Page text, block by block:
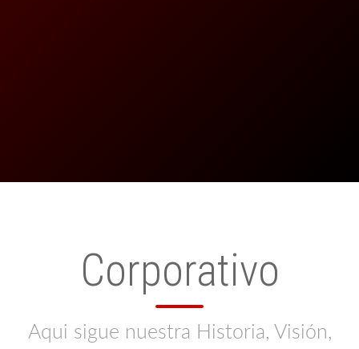
Corporativo
Aqui sigue nuestra Historia, Visión,